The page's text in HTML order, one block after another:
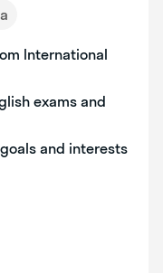
International
exams and
and interests